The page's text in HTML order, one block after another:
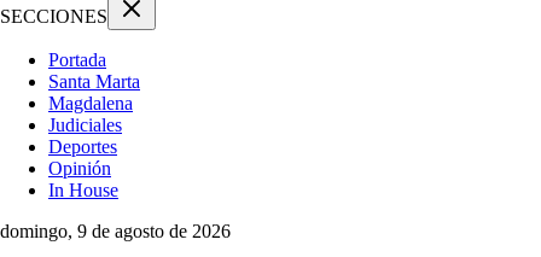
SECCIONES
Portada
Santa Marta
Magdalena
Judiciales
Deportes
Opinión
In House
domingo, 9 de agosto de 2026